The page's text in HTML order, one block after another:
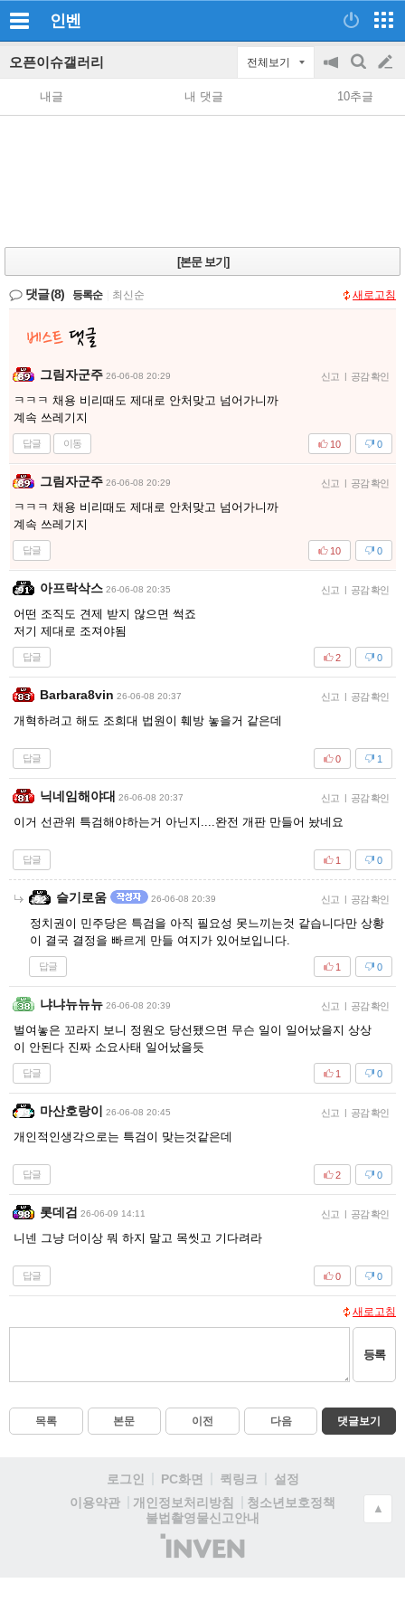
인벤
오픈이슈갤러리 전체보기
공
지
on/off
검
색
글
쓰
내글 내 댓글 10추글
[본문 보기]
댓글(8) 등록순 최신순 새로고침
그림자군주 26-06-08 20:29 신고 | 공감 확인
ㅋㅋㅋ 채용 비리때도 제대로 안처맞고 넘어가니까
계속 쓰레기지
답글 이동 0
10
그림자군주 26-06-08 20:29 신고 | 공감 확인
ㅋㅋㅋ 채용 비리때도 제대로 안처맞고 넘어가니까
계속 쓰레기지
답글 0
10
아프락삭스 26-06-08 20:35 신고 | 공감 확인
어떤 조직도 견제 받지 않으면 썩죠
저기 제대로 조져야됨
답글 0
2
Barbara8vin 26-06-08 20:37 신고 | 공감 확인
개혁하려고 해도 조희대 법원이 훼방 놓을거 같은데
답글 1
0
닉네임해야대 26-06-08 20:37 신고 | 공감 확인
이거 선관위 특검해야하는거 아닌지....완전 개판 만들어 놨네요
답글 0
1
슬기로움 26-06-08 20:39 신고 | 공감 확인
정치권이 민주당은 특검을 아직 필요성 못느끼는것 같습니다만 상황
이 결국 결정을 빠르게 만들 여지가 있어보입니다.
답글 0
1
냐냐뉴뉴뉴 26-06-08 20:39 신고 | 공감 확인
벌여놓은 꼬라지 보니 정원오 당선됐으면 무슨 일이 일어났을지 상상
이 안된다 진짜 소요사태 일어났을듯
답글 0
1
마산호랑이 26-06-08 20:45 신고 | 공감 확인
개인적인생각으로는 특검이 맞는것같은데
답글 0
2
롯데검 26-06-09 14:11 신고 | 공감 확인
니넨 그냥 더이상 뭐 하지 말고 목씻고 기다려라
답글 0
0
새로고침
등록
목록 본문 이전 다음 댓글보기
로그인 PC화면 퀵링크
설정
이용약관
개인정보처리방침
청소년보호정책
불법촬영물신고안내
(주)
인
▲